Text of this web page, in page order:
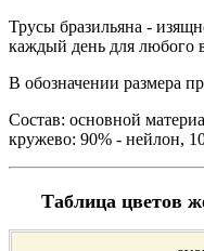
Трусы бразильяна -
каждый день для любого
В обозначении размера
Состав: основной
кружево: 90% - нейлон,
Таблица цветов